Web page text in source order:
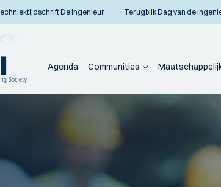
De Ingenieur Terugblik Dag van de
Agenda Communities